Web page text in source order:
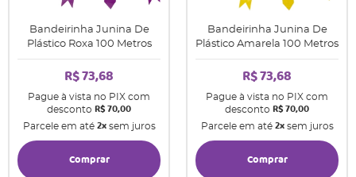
Bandeirinha Junina De
Plástico Roxa 100 Metros
R$ 73,68
Pague à vista no PIX com
desconto R$ 70,00
Parcele em até 2xsem juros
Comprar
Bandeirinha Junina De
Plástico Amarela 100 Metros
R$ 73,68
Pague à vista no PIX com
desconto R$ 70,00
Parcele em até 2xsem juros
Comprar